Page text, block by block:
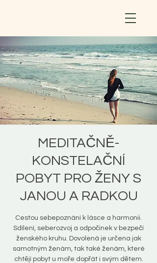
MEDITAČNĚ-
KONSTELAČNÍ
POBYT PRO ŽENY S
JANOU A RADKOU
Cestou sebepoznání k lásce a harmonii.
Sdílení, seberozvoj a odpočinek v bezpečí
ženského kruhu. Dovolená je určena jak
samotným ženám, tak také ženám, které
chtějí pobyt u moře dopřát i svým dětem.